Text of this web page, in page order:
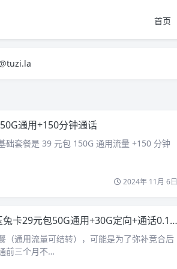
首页
通用+150分钟通话
础套餐是 39 元包 150G 通用流量 +150 分钟
2024年 11月 6日
29元包50G通用+30G定向+通话0.1元/分钟
（通用流量可结转），可能是为了弥补竞合后
前三个月不…